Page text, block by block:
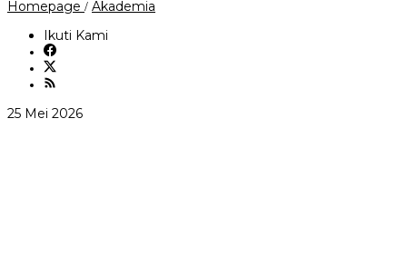
Homepage / Akademia
Ikuti Kami
25 Mei 2026oleh